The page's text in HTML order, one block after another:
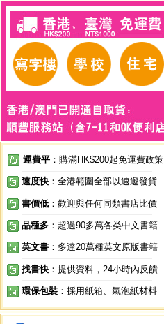
運費平 ：購滿HK$200起免運費政策
速度快 ：全港範圍全部以速遞發貨
書價低 ：歡迎與任何同類書店比價
品種多 ：超過90多萬各类中文書籍
英文書 ：多達20萬種英文原版書籍
找書快 ：提供資料，24小時內反饋
環保包裝 ：採用紙箱、氣泡紙材料